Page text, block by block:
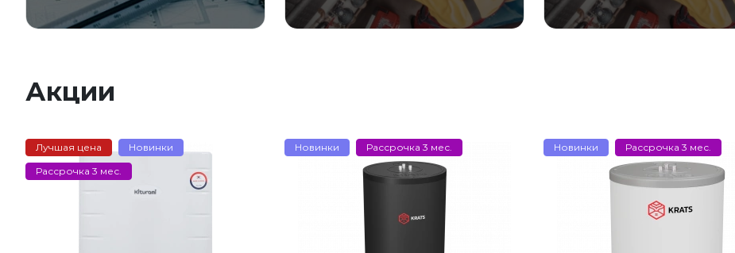
Акции
Лучшая цена
Новинки
Рассрочка 3 мес.
Новинки Рассрочка 3 мес. Новинки Рассрочка 3 мес.